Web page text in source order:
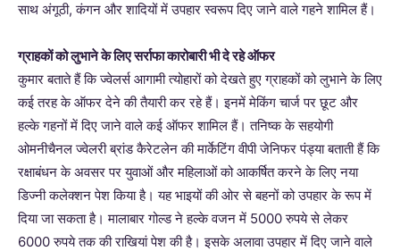
साथ अंगूठी, कंगन और शादियों में उपहार स्वरूप दिए जाने वाले गहने शामिल हैं।
ग्राहकों को लुभाने के लिए सर्राफा कारोबारी भी दे रहे ऑफर
कुमार बताते हैं कि ज्वेलर्स आगामी त्योहारों को देखते हुए ग्राहकों को लुभाने के लिए
कई तरह के ऑफर देने की तैयारी कर रहे हैं। इनमें मेकिंग चार्ज पर छूट और
हल्के गहनों में दिए जाने वाले कई ऑफर शामिल हैं। तनिष्क के सहयोगी
ओमनीचैनल ज्वेलरी ब्रांड कैरेटलेन की मार्केटिंग वीपी जेनिफर पंड्या बताती हैं कि
रक्षाबंधन के अवसर पर युवाओं और महिलाओं को आकर्षित करने के लिए नया
डिज्नी कलेक्शन पेश किया है। यह भाइयों की ओर से बहनों को उपहार के रूप में
दिया जा सकता है। मालाबार गोल्ड ने हल्के वजन में 5000 रुपये से लेकर
6000 रुपये तक की राखियां पेश की है। इसके अलावा उपहार में दिए जाने वाले